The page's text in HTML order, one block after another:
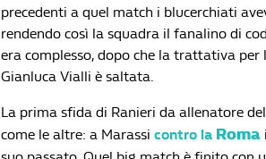
precedenti a quel match i blucerchiati
rendendo così la squadra il fanalino di
era complesso, dopo che la trattativa
Gianluca Vialli è saltata.
La prima sfida di Ranieri da allenatore
come le altre: a Marassi contro la Roma